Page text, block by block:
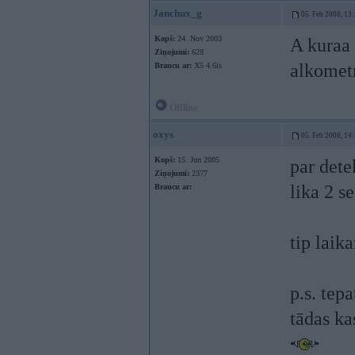
Janchux_g 05. Feb 2008,
Kopš: 24. Nov 2003
Ziņojumi: 628
Braucu ar: X5 4.6is
A
oxys 05. Feb 2008,
Kopš: 15. Jun 2005
Ziņojumi: 2377
Braucu ar:
par
lika 2
tip
p.s.
tādas